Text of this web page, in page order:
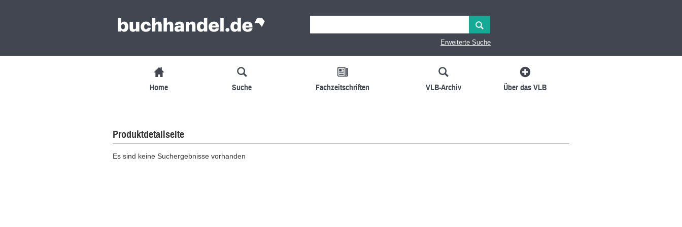
Erweiterte Suche
Home Suche Fachzeitschriften VLB-Archiv Über das VLB
Produktdetailseite
Es sind keine Suchergebnisse vorhanden